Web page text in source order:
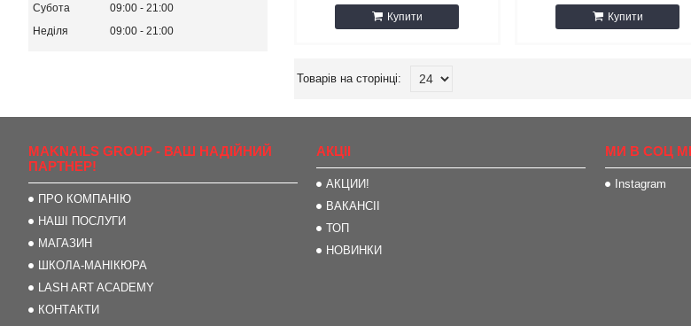
Купити Купити
Субота
09:00
21:00
Неділя
09:00 21:00
MAKNAILS GROUP - ВАШ НАДІЙНИЙ
ПАРТНЕР!
ПРО КОМПАНІЮ
НАШІ ПОСЛУГИ
МАГАЗИН
ШКОЛА-МАНІКЮРА
LASH ART ACADEMY
КОНТАКТИ
АКЦІІ
АКЦИИ!
ВАКАНСІІ
ТОП
НОВИНКИ
МИ В СОЦ
Instagram